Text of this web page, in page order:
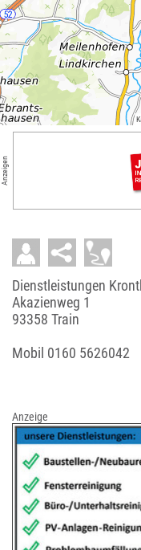
Anzeigen
Dienstleistungen
Akazienweg 1
93358 Train
Mobil 0160 5626042
Anzeige